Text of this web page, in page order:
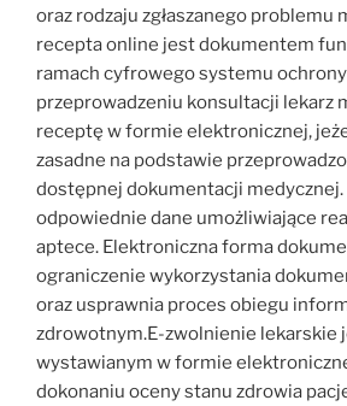
oraz rodzaju zgłaszanego problemu
recepta online jest dokumentem
ramach cyfrowego systemu
przeprowadzeniu konsultacji lekarz
receptę w formie elektronicznej,
zasadne na podstawie
dostępnej dokumentacji
odpowiednie dane umożliwiające
aptece. Elektroniczna forma
ograniczenie wykorzystania
oraz usprawnia proces obiegu
zdrowotnym.E-zwolnienie lekarskie
wystawianym w formie
dokonaniu oceny stanu zdrowia